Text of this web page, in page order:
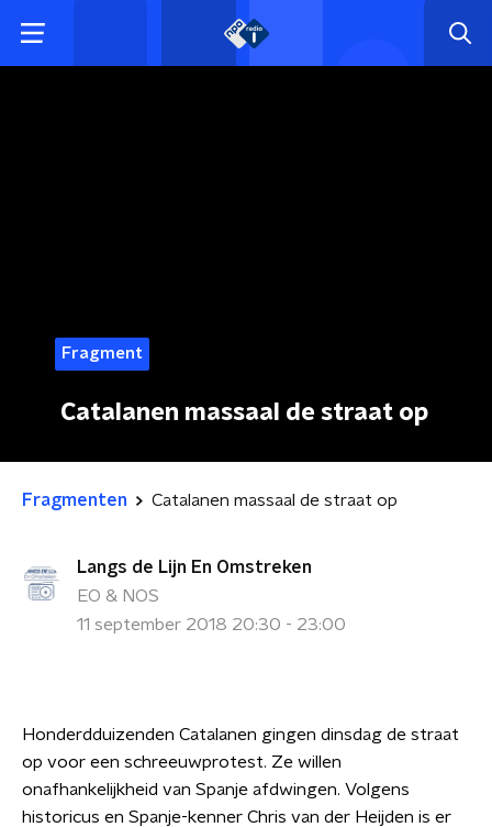
Fragment
Catalanen massaal de straat op
Fragmenten Catalanen massaal de straat op
Langs de Lijn En Omstreken
EO & NOS
11 september 2018 20:30 - 23:00
Honderdduizenden Catalanen gingen dinsdag de straat
op voor een schreeuwprotest. Ze willen
onafhankelijkheid van Spanje afdwingen. Volgens
historicus en Spanje-kenner Chris van der Heijden is er